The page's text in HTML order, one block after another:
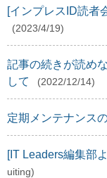
[インプレスID読者
(2023/4/19)
記事の続きが読め
して
(2022/12/14)
定期メンテナンス
[IT Leaders編集部
uiting)